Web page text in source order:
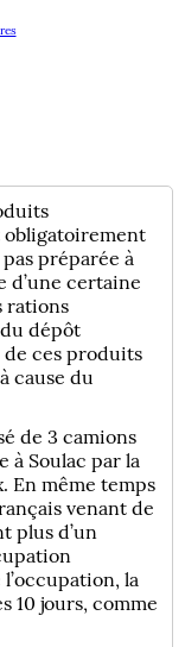
obligatoirement
préparée à
d’une certaine
rations
dépôt
ces produits
cause du
de 3 camions
à Soulac par la
En même temps
venant de
plus d’un
la
10 jours, comme